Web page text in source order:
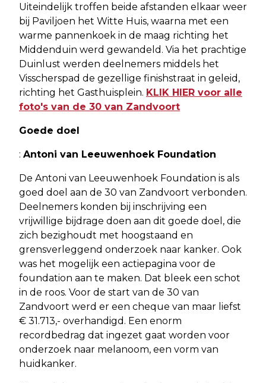
Uiteindelijk troffen beide afstanden elkaar weer
bij Paviljoen het Witte Huis, waarna met een
warme pannenkoek in de maag richting het
Middenduin werd gewandeld. Via het prachtige
Duinlust werden deelnemers middels het
Visscherspad de gezellige finishstraat in geleid,
richting het Gasthuisplein. KLIK HIER voor alle
foto's van de 30 van Zandvoort
Goede doel
: Antoni van Leeuwenhoek Foundation
De Antoni van Leeuwenhoek Foundation is als
goed doel aan de 30 van Zandvoort verbonden.
Deelnemers konden bij inschrijving een
vrijwillige bijdrage doen aan dit goede doel, die
zich bezighoudt met hoogstaand en
grensverleggend onderzoek naar kanker. Ook
was het mogelijk een actiepagina voor de
foundation aan te maken. Dat bleek een schot
in de roos. Voor de start van de 30 van
Zandvoort werd er een cheque van maar liefst
€ 31.713,- overhandigd. Een enorm
recordbedrag dat ingezet gaat worden voor
onderzoek naar melanoom, een vorm van
huidkanker.